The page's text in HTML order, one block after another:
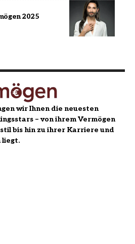
2025
wir Ihnen die neuesten
– von ihrem Vermögen
bis hin zu ihrer Karriere und
liegt.